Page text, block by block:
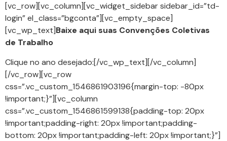
[vc_row][vc_column][vc_widget_sidebar sidebar_id=”td-
login” el_class=”bgconta”][vc_empty_space]
[vc_wp_text]Baixe aqui suas Convenções Coletivas
de Trabalho
Clique no ano desejado:[/vc_wp_text][/vc_column]
[/vc_row][vc_row
css=”.vc_custom_1546861903196{margin-top: -80px
!important;}”][vc_column
css=”.vc_custom_1546861599138{padding-top: 20px
!important;padding-right: 20px !important;padding-
bottom: 20px !important;padding-left: 20px !important;}”]